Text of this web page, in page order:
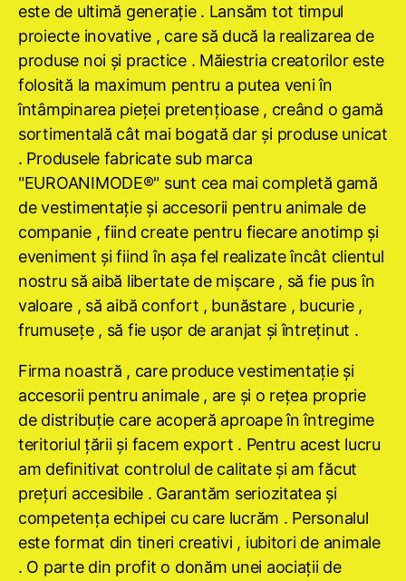
este de ultimă generaţie . Lansăm tot timpul
proiecte inovative , care să ducă la realizarea de
produse noi şi practice . Măiestria creatorilor este
folosită la maximum pentru a putea veni în
întâmpinarea pieţei pretenţioase , creând o gamă
sortimentală cât mai bogată dar şi produse unicat
. Produsele fabricate sub marca
"EUROANIMODE®" sunt cea mai completă gamă
de vestimentaţie şi accesorii pentru animale de
companie , fiind create pentru fiecare anotimp şi
eveniment şi fiind în aşa fel realizate încât clientul
nostru să aibă libertate de mişcare , să fie pus în
valoare , să aibă confort , bunăstare , bucurie ,
frumuseţe , să fie uşor de aranjat şi întreţinut .
Firma noastră , care produce vestimentaţie şi
accesorii pentru animale , are şi o reţea proprie
de distribuţie care acoperă aproape în întregime
teritoriul ţării şi facem export . Pentru acest lucru
am definitivat controlul de calitate şi am făcut
preţuri accesibile . Garantăm seriozitatea şi
competenţa echipei cu care lucrăm . Personalul
este format din tineri creativi , iubitori de animale
. O parte din profit o donăm unei aociaţii de